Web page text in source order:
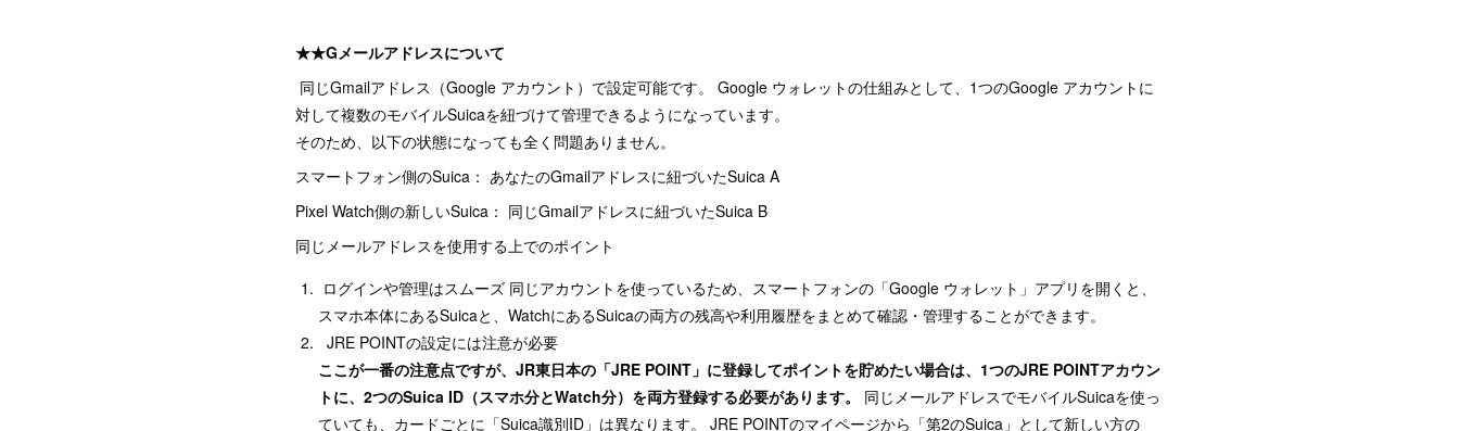
★★Gメールアドレスについて
同じGmailアドレス（Google アカウント）で設定可能です。 Google ウォレットの仕組みとして、1つのGoogle アカウントに
対して複数のモバイルSuicaを紐づけて管理できるようになっています。
そのため、以下の状態になっても全く問題ありません。
スマートフォン側のSuica： あなたのGmailアドレスに紐づいたSuica A
Pixel Watch側の新しいSuica： 同じGmailアドレスに紐づいたSuica B
同じメールアドレスを使用する上でのポイント
ログインや管理はスムーズ 同じアカウントを使っているため、スマートフォンの「Google ウォレット」アプリを開くと、
スマホ本体にあるSuicaと、WatchにあるSuicaの両方の残高や利用履歴をまとめて確認・管理することができます。
JRE POINTの設定には注意が必要
ここが一番の注意点ですが、JR東日本の「JRE POINT」に登録してポイントを貯めたい場合は、1つのJRE POINTアカウン
トに、2つのSuica ID（スマホ分とWatch分）を両方登録する必要があります。
同じメールアドレスでモバイルSuicaを使っ
ていても、カードごとに「Suica識別ID」は異なります。 JRE POINTのマイページから「第2のSuica」として新しい方の